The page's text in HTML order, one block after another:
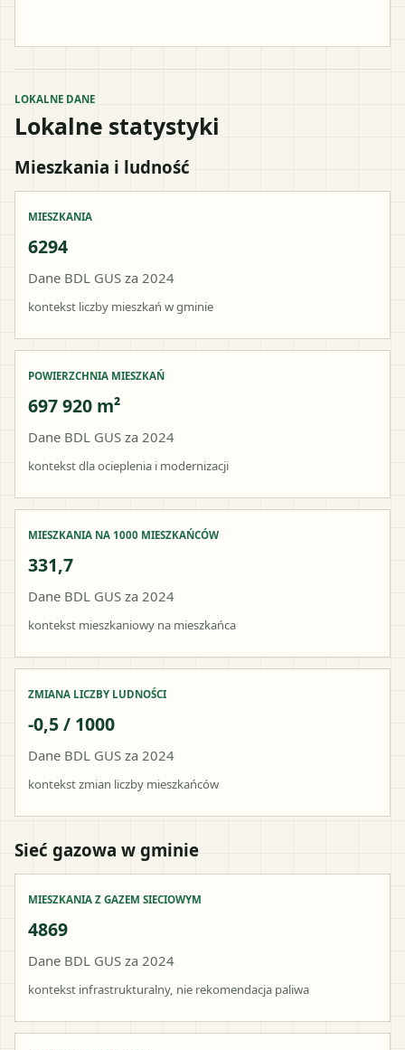
LOKALNE DANE
Lokalne statystyki
Mieszkania i ludność
MIESZKANIA
6294
Dane BDL GUS za 2024
kontekst liczby mieszkań w gminie
POWIERZCHNIA MIESZKAŃ
697 920 m²
Dane BDL GUS za 2024
kontekst dla ocieplenia i modernizacji
MIESZKANIA NA 1000 MIESZKAŃCÓW
331,7
Dane BDL GUS za 2024
kontekst mieszkaniowy na mieszkańca
ZMIANA LICZBY LUDNOŚCI
-0,5 / 1000
Dane BDL GUS za 2024
kontekst zmian liczby mieszkańców
Sieć gazowa w gminie
MIESZKANIA Z GAZEM SIECIOWYM
4869
Dane BDL GUS za 2024
kontekst infrastrukturalny, nie rekomendacja paliwa